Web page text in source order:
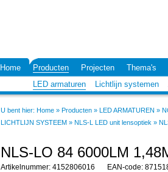
Home Producten Projecten Thema's
LED armaturen
Lichtlijn systemen
U bent hier: Home » Producten » LED ARMATUREN »
LICHTLIJN SYSTEEM » NLS-L LED unit lensoptiek »
NLS-LO 84 6000LM
Artikelnummer: 4152806016 EAN-code: